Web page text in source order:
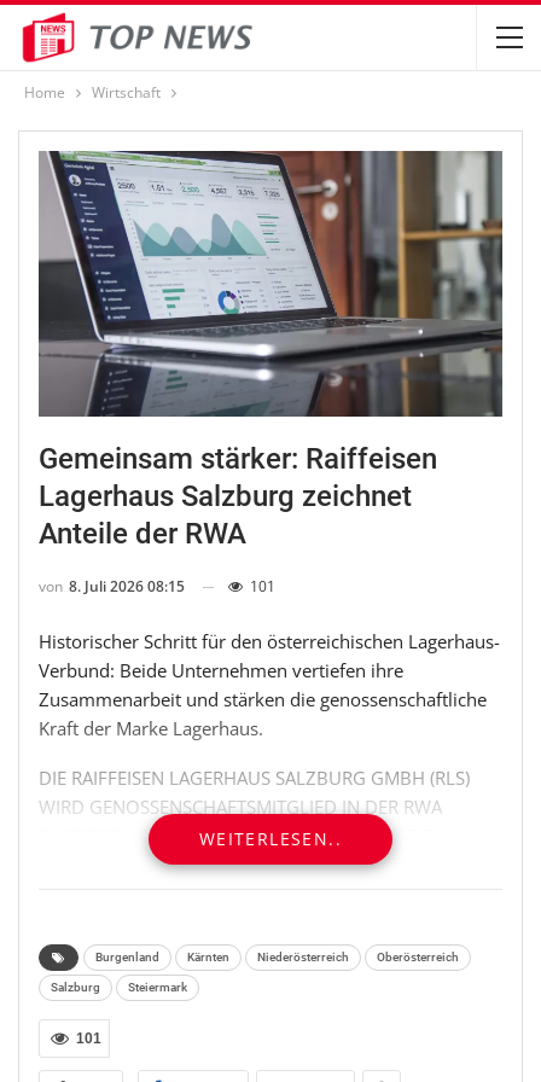
Home Wirtschaft
Gemeinsam stärker: Raiffeisen
Lagerhaus Salzburg zeichnet
Anteile der RWA
von 8. Juli 2026 08:15 101
Historischer Schritt für den österreichischen Lagerhaus-
Verbund: Beide Unternehmen vertiefen ihre
Zusammenarbeit und stärken die genossenschaftliche
Kraft der Marke Lagerhaus.
DIE RAIFFEISEN LAGERHAUS SALZBURG GMBH (RLS)
WIRD GENOSSENSCHAFTSMITGLIED IN DER RWA
RAIFFEISEN WARE AUSTRIA UND SETZT DAMIT EIN
HISTORISCHES ZEICHEN. MIT IHREM EINTRITT ALS
MITGLIED DER RWA VERSTÄRKT DIE RLS AB SOFORT
SCHAFFT DIE GRUNDLAGE DAFÜR, VORHANDENE
STÄRKEN KÜNFTIG NOCH BESSER GEMEINSAM ZU
LAGERHAUS-GENOSSENSCHAFTEN UND
LANDWIRTSCHAFTLICHE BETRIEBE BLEIBT DABEI
WEITERLESEN..
Burgenland Kärnten Niederösterreich Oberösterreich
Salzburg Steiermark
101